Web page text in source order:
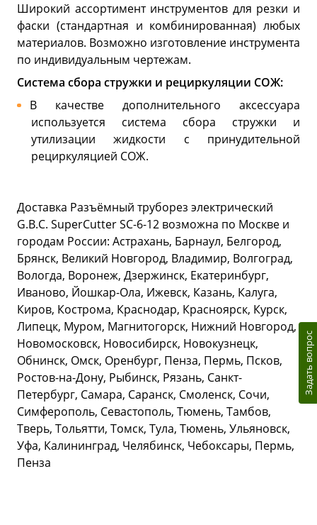
Широкий ассортимент инструментов для резки и
фаски (стандартная и комбинированная) любых
материалов. Возможно изготовление инструмента
по индивидуальным чертежам.
Система сбора стружки и рециркуляции СОЖ:
В качестве дополнительного аксессуара
используется система сбора стружки и
утилизации жидкости с принудительной
рециркуляцией СОЖ.
Доставка Разъёмный труборез электрический
G.B.C. SuperCutter SC-6-12 возможна по Москве и
городам России: Астрахань, Барнаул, Белгород,
Брянск, Великий Новгород, Владимир, Волгоград,
Вологда, Воронеж, Дзержинск, Екатеринбург,
Иваново, Йошкар-Ола, Ижевск, Казань, Калуга,
Киров, Кострома, Краснодар, Красноярск, Курск,
Липецк, Муром, Магнитогорск, Нижний Новгород,
Новомосковск, Новосибирск, Новокузнецк,
Обнинск, Омск, Оренбург, Пенза, Пермь, Псков,
Ростов-на-Дону, Рыбинск, Рязань, Санкт-
Петербург, Самара, Саранск, Смоленск, Сочи,
Симферополь, Севастополь, Тюмень, Тамбов,
Тверь, Тольятти, Томск, Тула, Тюмень, Ульяновск,
Уфа, Калининград, Челябинск, Чебоксары, Пермь,
Пенза
Задать вопрос